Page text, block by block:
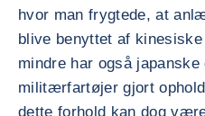
hvor man frygtede, at
blive benyttet af
mindre har også
militærfartøjer gjort
dette forhold kan dog